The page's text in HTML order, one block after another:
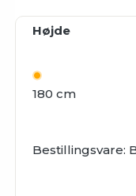
Højde
180 cm
Bestillingsvare: